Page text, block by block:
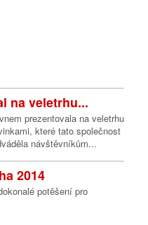
na veletrhu...
prezentovala na veletrhu
které tato společnost
návštěvníkům...
2014
potěšení pro